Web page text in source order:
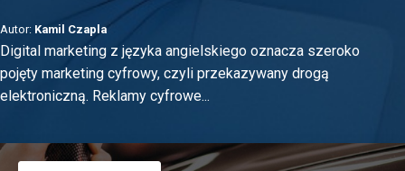
Autor: Kamil Czapla
Digital marketing z języka angielskiego oznacza szeroko
pojęty marketing cyfrowy, czyli przekazywany drogą
elektroniczną. Reklamy cyfrowe...